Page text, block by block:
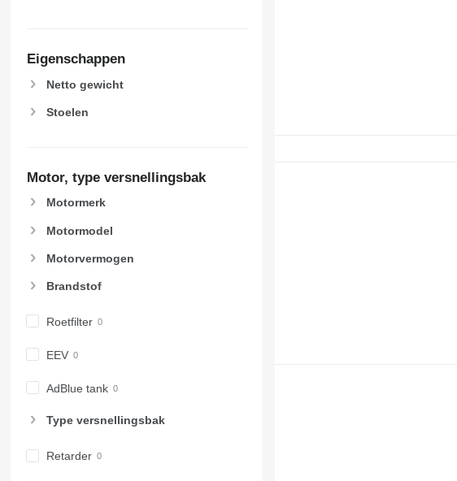
Eigenschappen
Netto gewicht
Stoelen
Motor, type versnellingsbak
Motormerk
Motormodel
Motorvermogen
Brandstof
Roetfilter
EEV
AdBlue tank
Type versnellingsbak
Retarder